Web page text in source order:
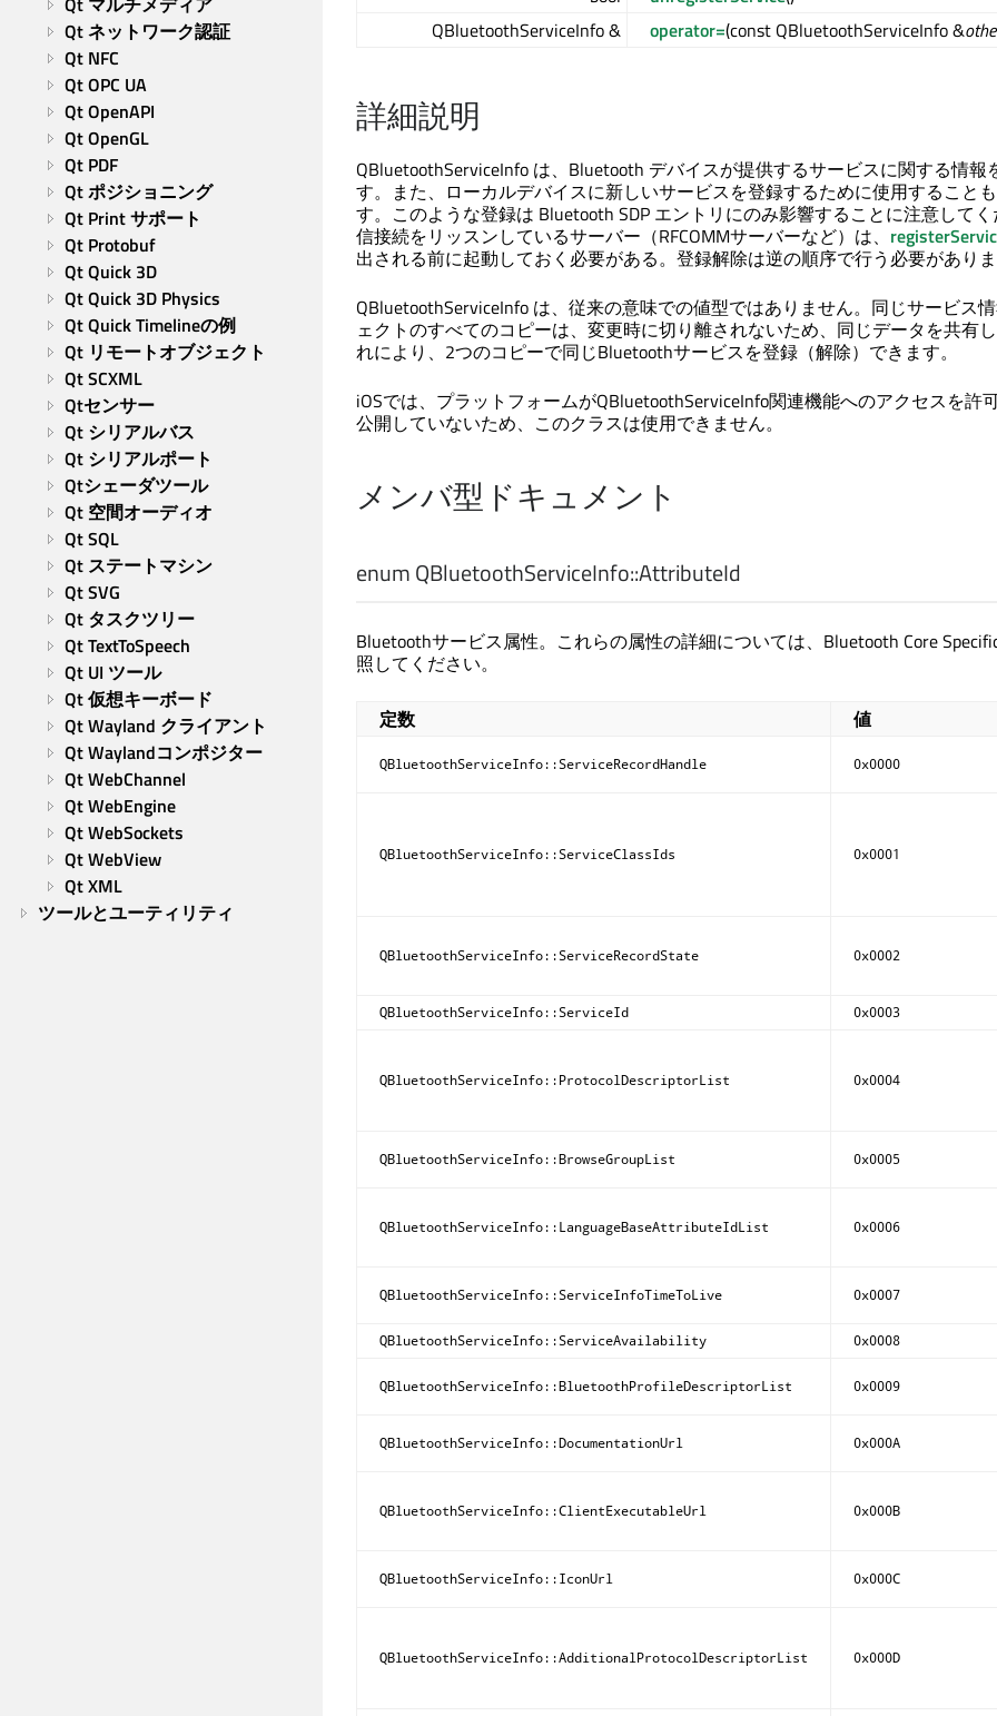
Qt ネットワーク認証
Qt NFC
Qt OPC UA
Qt OpenAPI
Qt OpenGL
Qt PDF
Qt ポジショニング
Qt Print サポート
Qt Protobuf
Qt Quick 3D
Qt Quick 3D Physics
Qt Quick Timelineの例
Qt リモートオブジェクト
Qt SCXML
Qtセンサー
Qt シリアルバス
Qt シリアルポート
Qtシェーダツール
Qt 空間オーディオ
Qt SQL
Qt ステートマシン
Qt SVG
Qt タスクツリー
Qt TextToSpeech
Qt UI ツール
Qt 仮想キーボード
Qt Wayland クライアント
Qt Waylandコンポジター
Qt WebChannel
Qt WebEngine
Qt WebSockets
Qt WebView
Qt XML
ツールとユーティリティ
QBluetoothServiceInfo &
operator=(const QBluetoothServiceInfo &
詳細説明
QBluetoothServiceInfo は、Bluetooth デバイスが提供するサービスに関する情報
す。また、ローカルデバイスに新しいサービスを登録するために使用すること
す。このような登録は Bluetooth SDP エントリにのみ影響することに注意して
信接続をリッスンしているサーバー（RFCOMMサーバーなど）は、
出される前に起動しておく必要がある。登録解除は逆の順序で行う必要があり
QBluetoothServiceInfo は、従来の意味での値型ではありません。同じサービス
ェクトのすべてのコピーは、変更時に切り離されないため、同じデータを共有
れにより、2つのコピーで同じBluetoothサービスを登録（解除）できます。
iOSでは、プラットフォームがQBluetoothServiceInfo関連機能へのアクセスを許
公開していないため、このクラスは使用できません。
メンバ型ドキュメント
enum QBluetoothServiceInfo::AttributeId
Bluetoothサービス属性。これらの属性の詳細については、Bluetooth Core
照してください。
定数 値
QBluetoothServiceInfo::ServiceRecordHandle 0x0000
QBluetoothServiceInfo::ServiceClassIds 0x0001
QBluetoothServiceInfo::ServiceRecordState 0x0002
QBluetoothServiceInfo::ServiceId 0x0003
QBluetoothServiceInfo::ProtocolDescriptorList 0x0004
QBluetoothServiceInfo::BrowseGroupList 0x0005
QBluetoothServiceInfo::LanguageBaseAttributeIdList 0x0006
QBluetoothServiceInfo::ServiceInfoTimeToLive 0x0007
QBluetoothServiceInfo::ServiceAvailability 0x0008
QBluetoothServiceInfo::BluetoothProfileDescriptorList 0x0009
QBluetoothServiceInfo::DocumentationUrl 0x000A
QBluetoothServiceInfo::ClientExecutableUrl 0x000B
QBluetoothServiceInfo::IconUrl 0x000C
QBluetoothServiceInfo::AdditionalProtocolDescriptorList 0x000D